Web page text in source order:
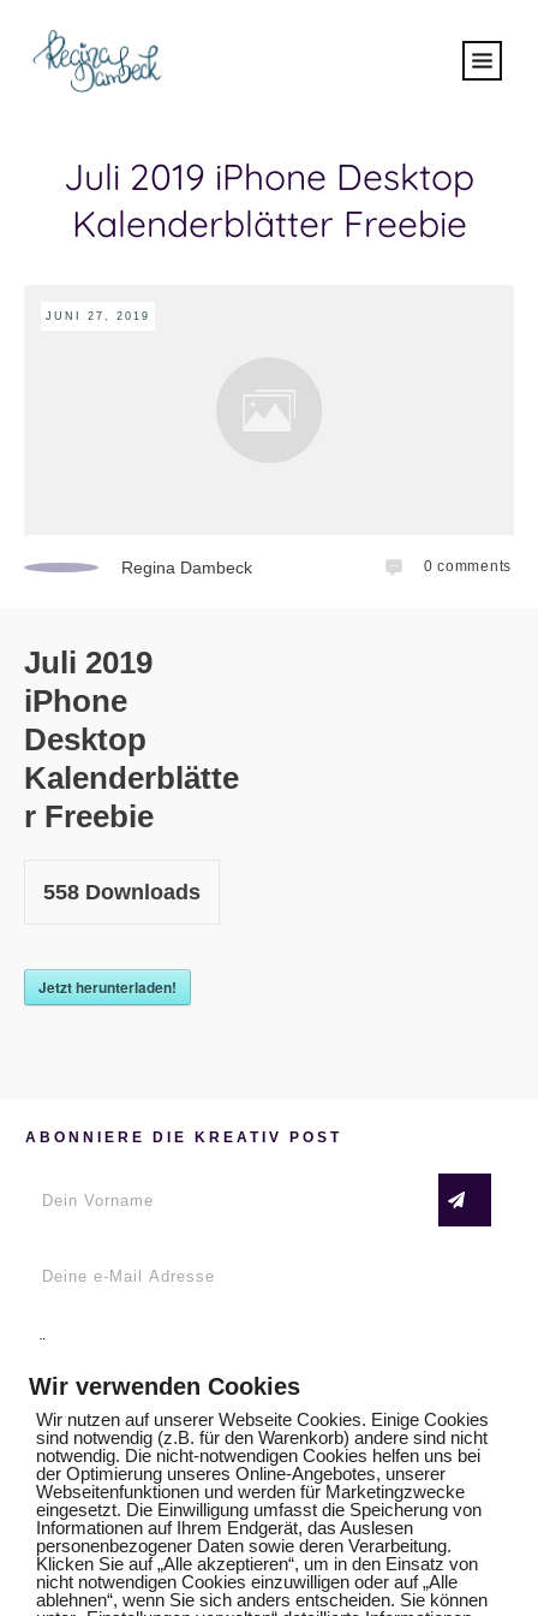
Juli 2019 iPhone Desktop
Kalenderblätter Freebie
JUNI 27, 2019
Regina Dambeck 0 comments
Juli 2019
iPhone
Desktop
Kalenderblätte
r Freebie
558 Downloads
Jetzt herunterladen!
NEUESTE BEITRÄGE
Weihnachtskarten malen für Anfänger
Du findest keine Zeit zum Malen? Probiere das!
Emma in Paris – lerne zeichnen und malen mit
Regina Dambeck
ABONNIERE DIE KREATIV POST
Wir verwenden Cookies
Wir nutzen auf unserer Webseite Cookies. Einige Cookies
sind notwendig (z.B. für den Warenkorb) andere sind nicht
notwendig. Die nicht-notwendigen Cookies helfen uns bei
der Optimierung unseres Online-Angebotes, unserer
Webseitenfunktionen und werden für Marketingzwecke
eingesetzt. Die Einwilligung umfasst die Speicherung von
Informationen auf Ihrem Endgerät, das Auslesen
personenbezogener Daten sowie deren Verarbeitung.
Klicken Sie auf „Alle akzeptieren“, um in den Einsatz von
nicht notwendigen Cookies einzuwilligen oder auf „Alle
ablehnen“, wenn Sie sich anders entscheiden. Sie können